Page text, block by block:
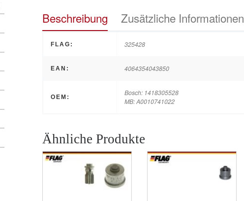
Beschreibung Zusätzliche Informationen
FLAG: 325428
EAN: 4064354043850
OEM:
Bosch: 1418305528
MB: A0010741022
Ähnliche Produkte